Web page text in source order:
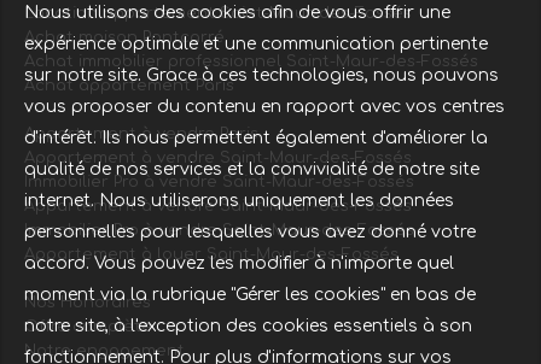
Location appartement Saint-Maur-des-Fossés
Achat maison Pontcarré
Achat immobilier professionnel Saint-Maur-des-Fossés
Achat appartement Paris
Appartement à vendre Paris
Appartement à vendre Saint-Maur-des-Fossés
Immobilier Pro à vendre Saint-Maur-des-Fossés
Appartement à vendre Saint-Maur-des-Fossés
Immobilier Pro à vendre Saint-Maur-des-Fossés
Appartement à louer Saint-Maur-des-Fossés
Nos Honoraires
Offre complète
Notre engagement
Nous utilisons des cookies afin de vous offrir une
expérience optimale et une communication pertinente
sur notre site. Grace à ces technologies, nous pouvons
vous proposer du contenu en rapport avec vos centres
d'intérêt. Ils nous permettent également d'améliorer la
qualité de nos services et la convivialité de notre site
internet. Nous utiliserons uniquement les données
personnelles pour lesquelles vous avez donné votre
accord. Vous pouvez les modifier à n'importe quel
moment via la rubrique "Gérer les cookies" en bas de
notre site, à l'exception des cookies essentiels à son
fonctionnement. Pour plus d'informations sur vos